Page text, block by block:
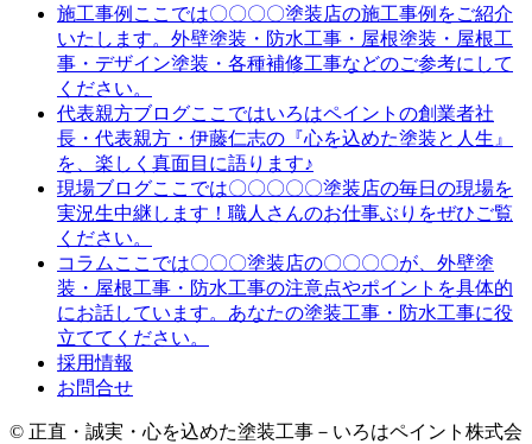
施工事例 ここでは〇〇〇〇塗装店の施工事例をご紹介
いたします。外壁塗装・防水工事・屋根塗装・屋根工
事・デザイン塗装・各種補修工事などのご参考にして
ください。
代表親方ブログここではいろはペイントの創業者社
長・代表親方・伊藤仁志の『心を込めた塗装と人生』
を、楽しく真面目に語ります♪
現場ブログここでは〇〇〇〇〇塗装店の毎日の現場を
実況生中継します！職人さんのお仕事ぶりをぜひご覧
ください。
コラム ここでは〇〇〇塗装店の〇〇〇〇が、外壁塗
装・屋根工事・防水工事の注意点やポイントを具体的
にお話しています。あなたの塗装工事・防水工事に役
立ててください。
採用情報
お問合せ
© 正直・誠実・心を込めた塗装工事－いろはペイント株式会